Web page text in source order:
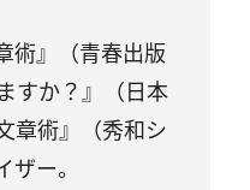
術』（青春出版
すか？』（日本
章術』（秀和シ
ー。